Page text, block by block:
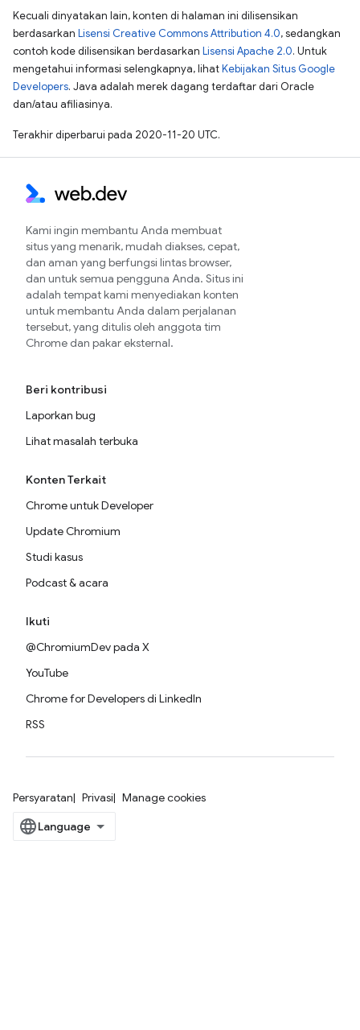
Kecuali dinyatakan lain, konten di halaman ini dilisensikan
berdasarkan Lisensi Creative Commons Attribution 4.0, sedangkan
contoh kode dilisensikan berdasarkan Lisensi Apache 2.0. Untuk
mengetahui informasi selengkapnya, lihatKebijakan Situs Google
Developers. Java adalah merek dagang terdaftar dari Oracle
dan/atau afiliasinya.
Terakhir diperbarui pada 2020-11-20 UTC.
Kami ingin membantu Anda membuat
situs yang menarik, mudah diakses, cepat,
dan aman yang berfungsi lintas browser,
dan untuk semua pengguna Anda. Situs ini
adalah tempat kami menyediakan konten
untuk membantu Anda dalam perjalanan
tersebut, yang ditulis oleh anggota tim
Chrome dan pakar eksternal.
Beri kontribusi
Laporkan bug
Lihat masalah terbuka
Konten Terkait
Chrome untuk Developer
Update Chromium
Studi kasus
Podcast & acara
Ikuti
@ChromiumDev pada X
YouTube
Chrome for Developers di LinkedIn
RSS
Persyaratan Privasi Manage cookies